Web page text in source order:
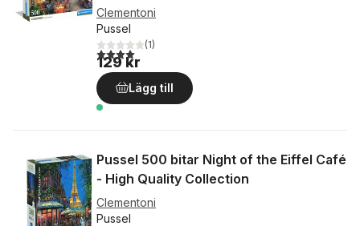
Clementoni
Pussel
4,0utav 5 stjärnor. Totalt antal röster:
(1)
129 kr
Lägg till
Pussel 500 bitar Night of the Eiffel Café
- High Quality Collection
Clementoni
Pussel